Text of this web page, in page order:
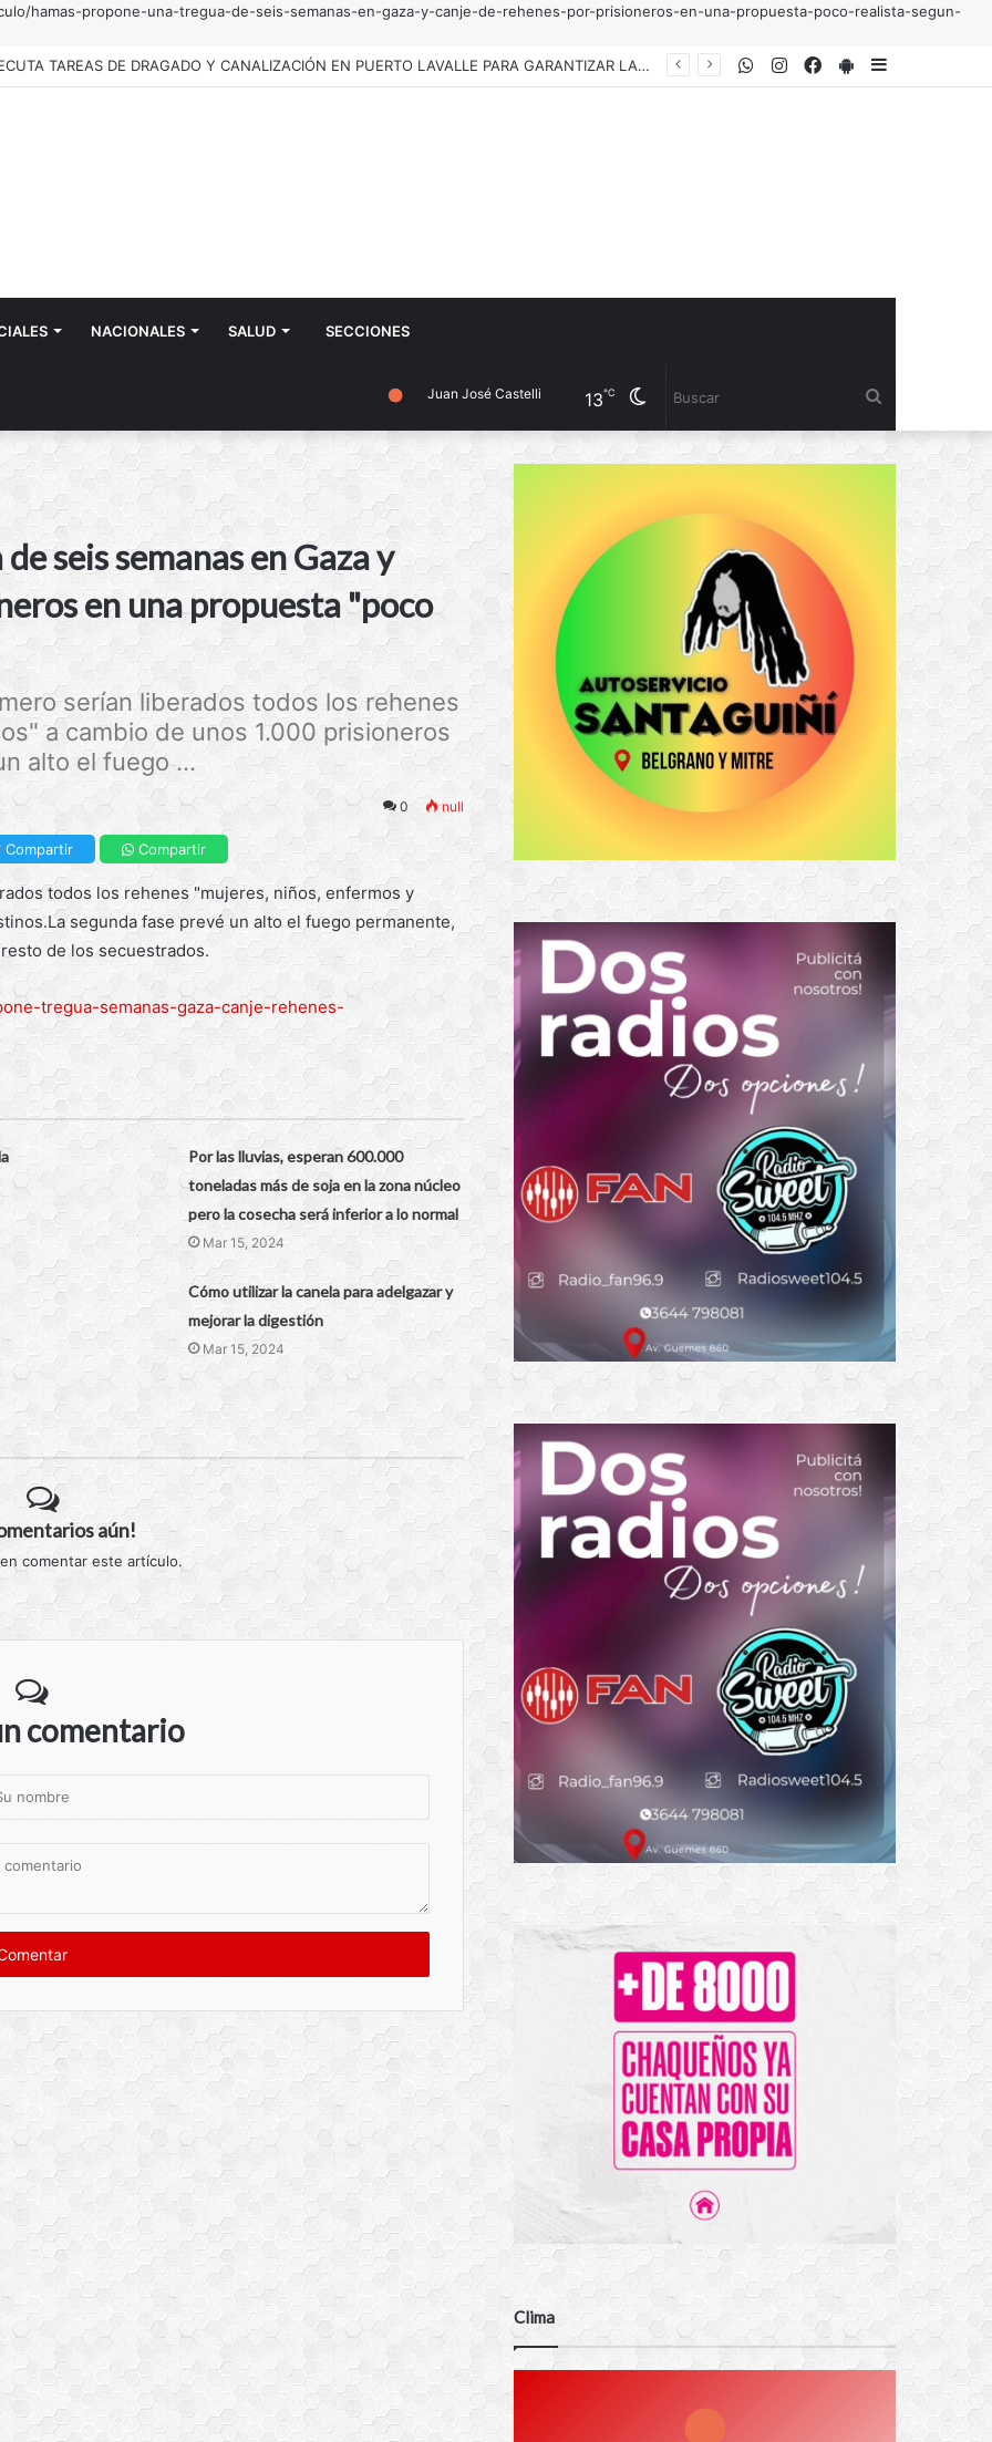
hamas-propone-una-tregua-de-seis-semanas-en-gaza-y-canje-de-rehenes-por-prisioneros-en-una-propuesta-poco-realista-segun-
EL INSTITUTO DEL DEPORTE PRESENTÓ LA COPA “YANINA TORRES”, UN TORNEO GRATUITO DE FÚTBOL 5 FEMENINO PARA JUGADORAS AMATEURS PlayStore
Facebook
Instagram
WhatsApp
NACIONALES SALUD SECCIONES
Cambiar
modo
Juan José Castelli 13℃
seis semanas en Gaza y
en una propuesta "poco
serían liberados todos los rehenes
a cambio de unos 1.000 prisioneros
alto el fuego ...
0 null
Compartir Compartir
todos los rehenes "mujeres, niños, enfermos y
segunda fase prevé un alto el fuego permanente,
de los secuestrados.
tregua-semanas-gaza-canje-rehenes-
Por las lluvias, esperan 600.000
toneladas más de soja en la zona núcleo
pero la cosecha será inferior a lo normal
Mar 15, 2024
Cómo utilizar la canela para adelgazar y
mejorar la digestión
Mar 15, 2024
aún!
comentar este artículo.
comentario
Clima